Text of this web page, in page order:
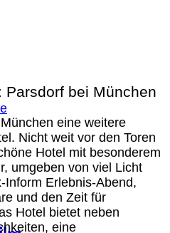
bei München
eine weitere
Nicht weit vor den Toren
Hotel mit besonderem
umgeben von viel Licht
Inform Erlebnis-Abend,
und den Zeit für
Hotel bietet neben
eine